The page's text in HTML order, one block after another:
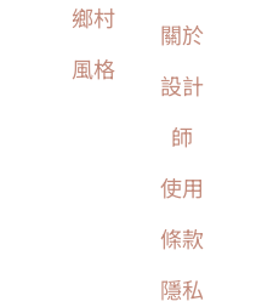
鄉村
風格
關於
設計
師
使用
條款
隱私